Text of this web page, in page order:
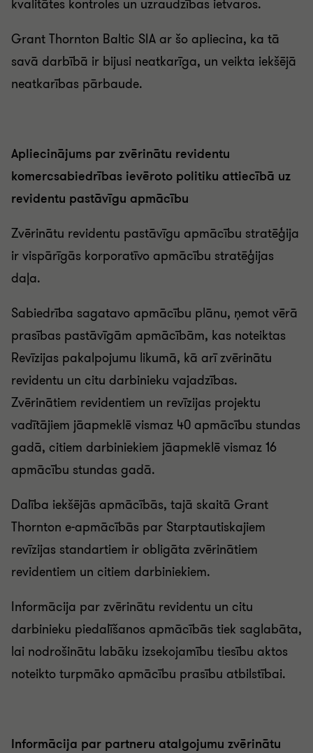
kvalitātes kontroles un uzraudzības ietvaros.
Grant Thornton Baltic SIA ar šo apliecina, ka tā
savā darbībā ir bijusi neatkarīga, un veikta iekšējā
neatkarības pārbaude.
Apliecinājums par zvērinātu revidentu
komercsabiedrības ievēroto politiku attiecībā uz
revidentu pastāvīgu apmācību
Zvērinātu revidentu pastāvīgu apmācību stratēģija
ir vispārīgās korporatīvo apmācību stratēģijas
daļa.
Sabiedrība sagatavo apmācību plānu, ņemot vērā
prasības pastāvīgām apmācībām, kas noteiktas
Revīzijas pakalpojumu likumā, kā arī zvērinātu
revidentu un citu darbinieku vajadzības.
Zvērinātiem revidentiem un revīzijas projektu
vadītājiem jāapmeklē vismaz 40 apmācību stundas
gadā, citiem darbiniekiem jāapmeklē vismaz 16
apmācību stundas gadā.
Dalība iekšējās apmācībās, tajā skaitā Grant
Thornton e-apmācībās par Starptautiskajiem
revīzijas standartiem ir obligāta zvērinātiem
revidentiem un citiem darbiniekiem.
Informācija par zvērinātu revidentu un citu
darbinieku piedalīšanos apmācībās tiek saglabāta,
lai nodrošinātu labāku izsekojamību tiesību aktos
noteikto turpmāko apmācību prasību atbilstībai.
Informācija par partneru atalgojumu zvērinātu